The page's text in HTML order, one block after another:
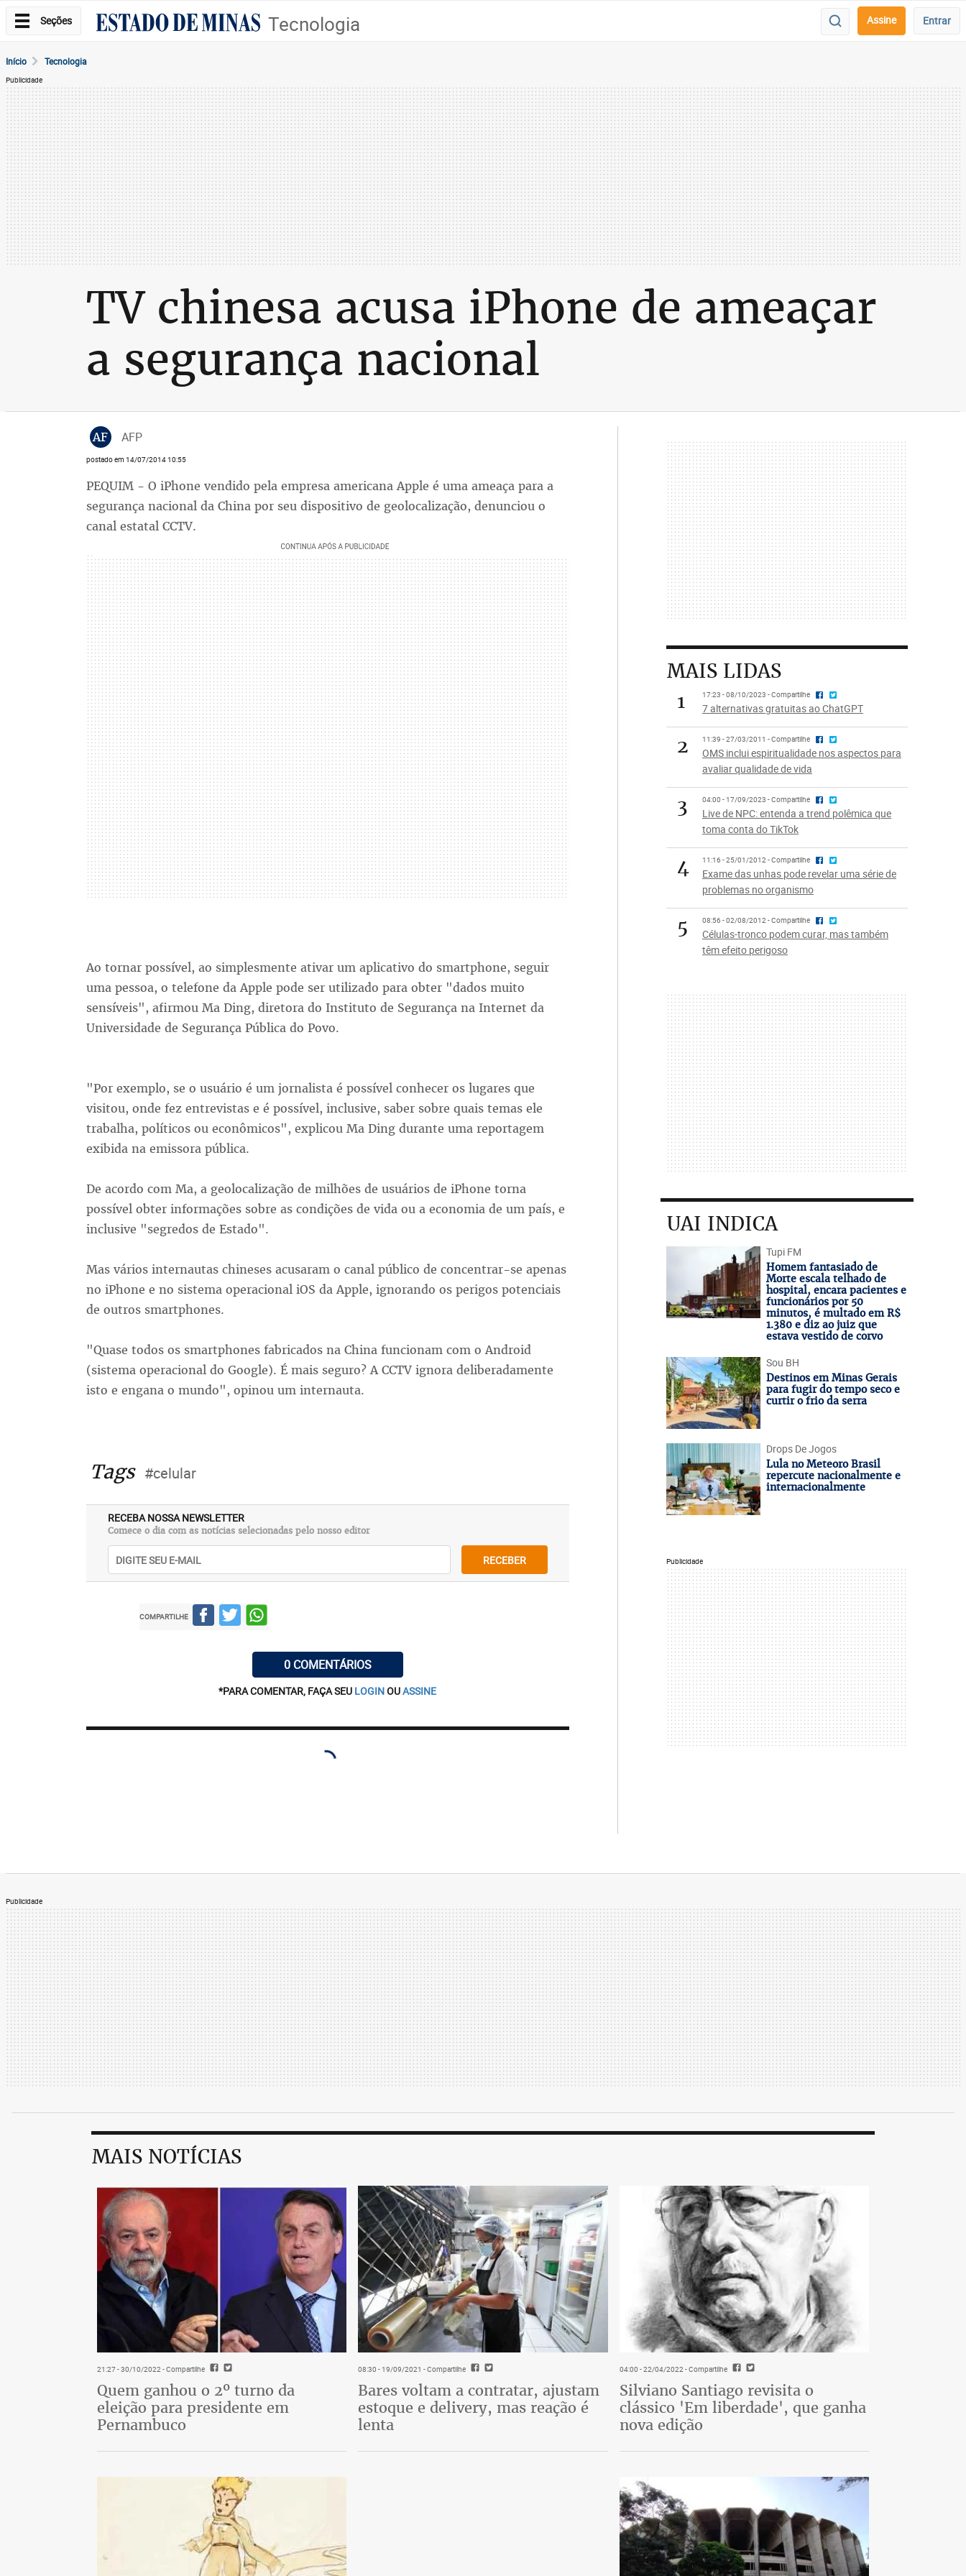
Seções Tecnologia Assine Entrar
Início Tecnologia
Publicidade
TV chinesa acusa iPhone de ameaçar
a segurança nacional
AF AFP
postado em 14/07/2014 10:55
PEQUIM - O iPhone vendido pela empresa americana Apple é uma ameaça para a
segurança nacional da China por seu dispositivo de geolocalização, denunciou o
canal estatal CCTV.
Ao tornar possível, ao simplesmente ativar um aplicativo do smartphone, seguir
uma pessoa, o telefone da Apple pode ser utilizado para obter "dados muito
sensíveis", afirmou Ma Ding, diretora do Instituto de Segurança na Internet da
Universidade de Segurança Pública do Povo.
"Por exemplo, se o usuário é um jornalista é possível conhecer os lugares que
visitou, onde fez entrevistas e é possível, inclusive, saber sobre quais temas ele
trabalha, políticos ou econômicos", explicou Ma Ding durante uma reportagem
exibida na emissora pública.
De acordo com Ma, a geolocalização de milhões de usuários de iPhone torna
possível obter informações sobre as condições de vida ou a economia de um país, e
inclusive "segredos de Estado".
Mas vários internautas chineses acusaram o canal público de concentrar-se apenas
no iPhone e no sistema operacional iOS da Apple, ignorando os perigos potenciais
de outros smartphones.
"Quase todos os smartphones fabricados na China funcionam com o Android
(sistema operacional do Google). É mais seguro? A CCTV ignora deliberadamente
isto e engana o mundo", opinou um internauta.
Tags #celular
RECEBA NOSSA NEWSLETTER
Comece o dia com as notícias selecionadas pelo nosso editor
RECEBER
COMPARTILHE
0 COMENTÁRIOS
*PARA COMENTAR, FAÇA SEU LOGINOUASSINE
MAIS LIDAS
1
17:23 - 08/10/2023 - Compartilhe
7 alternativas gratuitas ao ChatGPT
2 11:39 - 27/03/2011 - Compartilhe
OMS inclui espiritualidade nos aspectos para
avaliar qualidade de vida
3 04:00 - 17/09/2023 - Compartilhe
Live de NPC: entenda a trend polêmica que
toma conta do TikTok
4 11:16 - 25/01/2012 - Compartilhe
Exame das unhas pode revelar uma série de
problemas no organismo
5 08:56 - 02/08/2012 - Compartilhe
Células-tronco podem curar, mas também
têm efeito perigoso
UAI INDICA
Tupi FM
Homem fantasiado de
Morte escala telhado de
hospital, encara pacientes e
funcionários por 50
minutos, é multado em R$
1.380 e diz ao juiz que
estava vestido de corvo
Sou BH
Destinos em Minas Gerais
para fugir do tempo seco e
curtir o frio da serra
Drops De Jogos
Lula no Meteoro Brasil
repercute nacionalmente e
internacionalmente
Publicidade
Publicidade
MAIS NOTÍCIAS
21:27 - 30/10/2022- Compartilhe
Quem ganhou o 2º turno da
eleição para presidente em
Pernambuco
08:30 - 19/09/2021 - Compartilhe
Bares voltam a contratar, ajustam
estoque e delivery, mas reação é
lenta
04:00 - 22/04/2022- Compartilhe
Silviano Santiago revisita o
clássico 'Em liberdade', que ganha
nova edição